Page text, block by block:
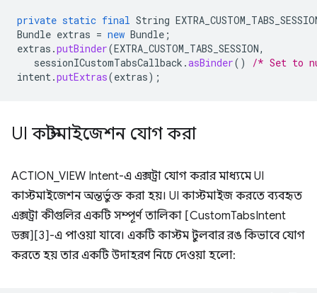
private static final String
Bundle extras = new Bundle ;
extras .putBinder(EXTRA_CUSTOM_TABS_SESSION,
sessionICustomTabsCallback .asBinder()
/* Set to
intent.putExtras(extras);
UI কাস্টমাইজেশন যোগ করা
ACTION_VIEW Intent-এ এক্সট্রা যোগ করার মাধ্যমে UI
কাস্টমাইজেশন অন্তর্ভুক্ত করা হয়। UI কাস্টমাইজ করতে ব্যবহৃত
এক্সট্রা কীগুলির একটি সম্পূর্ণ তালিকা [CustomTabsIntent
ডক্স][3]-এ পাওয়া যাবে। একটি কাস্টম টুলবার রঙ কিভাবে যোগ
করতে হয় তার একটি উদাহরণ নিচে দেওয়া হলো: